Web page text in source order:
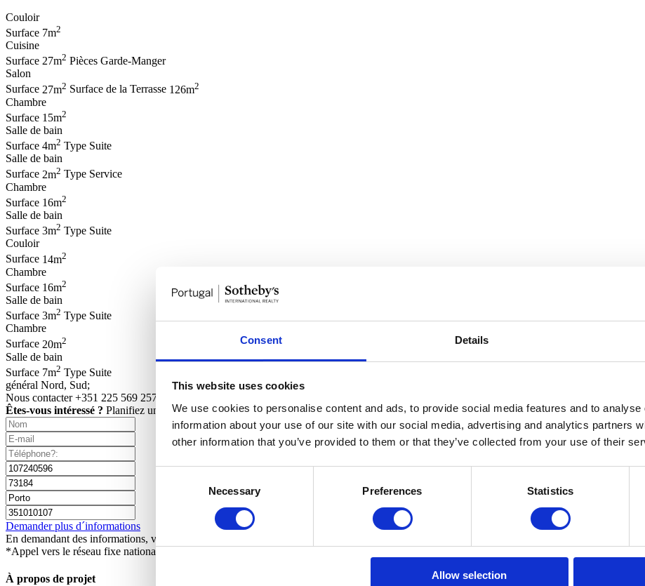
Consent Details
This website uses cookies
We use cookies to personalise content and ads, to provide social media features and to
information about your use of our site with our social media, advertising and analytics partners
other information that you’ve provided to them or that they’ve collected from your use of their
Necessary Preferences Statistics
Allow selection
Couloir
Surface 7m2
Cuisine
Surface 27m2 Pièces Garde-Manger
Salon
Surface 27m2 Surface de la Terrasse 126m2
Chambre
Surface 15m2
Salle de bain
Surface 4m2 Type Suite
Salle de bain
Surface 2m2 Type Service
Chambre
Surface 16m2
Salle de bain
Surface 3m2 Type Suite
Couloir
Surface 14m2
Chambre
Surface 16m2
Salle de bain
Surface 3m2 Type Suite
Chambre
Surface 20m2
Salle de bain
Surface 7m2 Type Suite
général Nord, Sud;
Nous contacter +351 225 569 257*
Êtes-vous intéressé ? Planifiez une visite ou demandez plus d’informations.
Demander plus d´informations
En demandant des informations, vous autorisez Sotheby's International à conserver vos données afin de vous informer sur des propriétés
*Appel vers le réseau fixe national
À propos de projet